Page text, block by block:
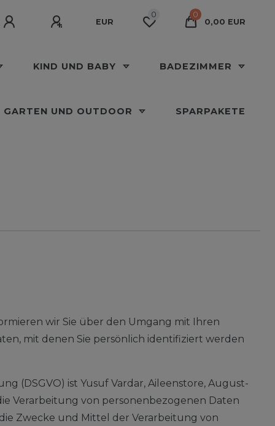
EUR
0
0
0,00 EUR
KIND UND BABY BADEZIMMER
GARTEN UND OUTDOOR SPARPAKETE
wir Sie über den Umgang mit Ihren
mit denen Sie persönlich identifiziert werden
(DSGVO) ist Yusuf Vardar, Aileenstore, August-
Verarbeitung von personenbezogenen Daten
Zwecke und Mittel der Verarbeitung von